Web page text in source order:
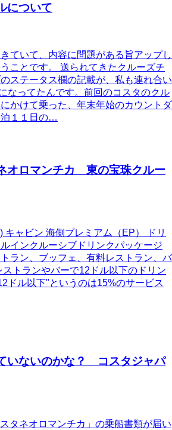
について
ていて、内容に問題がある旨アップし
ことです。 送られてきたクルーズチ
ステータス欄の記載が、私も連れ合い
なってたんです。前回のコスタのクル
かけて乗った、年末年始のカウントダ
泊１１日の…
オロマンチカ 東の宝珠クルー
キャビン 海側プレミアム（EP） ドリ
インクルーシブドリンクパッケージ
ラン、ブッフェ、有料レストラン、バ
トランやバーで12ドル以下のドリン
ドル以下"というのは15%のサービス
いないのかな？ コスタジャパ
タネオロマンチカ」の乗船書類が届い